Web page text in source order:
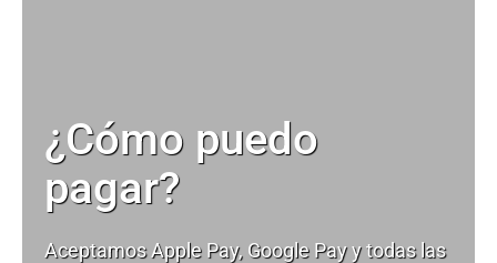
¿Cómo puedo
pagar?
Aceptamos Apple Pay, Google Pay y todas las